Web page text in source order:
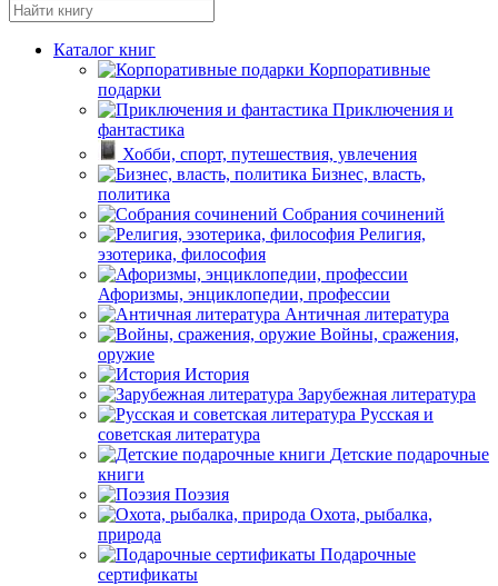
Каталог книг
Корпоративные
подарки
Приключения и
фантастика
Хобби, спорт, путешествия, увлечения
Бизнес, власть,
политика
Собрания сочинений
Религия,
эзотерика, философия
Афоризмы, энциклопедии, профессии
Античная литература
Войны, сражения,
оружие
История
Зарубежная литература
Русская и
советская литература
Детские подарочные
книги
Поэзия
Охота, рыбалка,
природа
Подарочные
сертификаты